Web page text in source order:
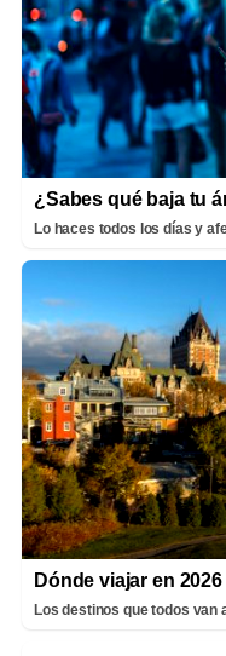
¿Sabes qué baja tu
Lo haces todos los días y
Dónde viajar en 2026
Los destinos que todos van